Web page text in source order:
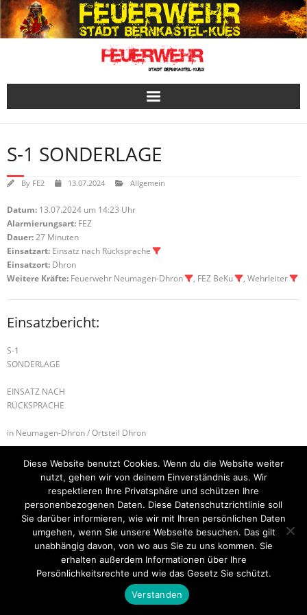
Skip
to
content
S-1 SONDERLAGE
By FE2 13.07.2024 Allgemein
Datum: 13.07.2024 um 14:23 Uhr
Alarmierungsart: FEZ
Dauer:27 Minuten
Einsatzart: Einsatz nach Rücksprache
Einsatzort: Dhron
Weitere Kräfte: Feuerwehr Neumagen-Dhron , FEZ BeKu , Wehrleiter
Einsatzbericht:
S-1
SONDERLAGE
EINSATZ NACH
RÜCKSPRACHE
in Neumagen-Dhron / Ortsteil Dhron
B-2 NEBENGEBÄUDEBRAND B-1 MÜLLBRAND
Startseite Einsätze Mitglied werden Über uns
Bilder
Kontakt
Theme byThink Up Themes Ltd. Powered byWordPress
Diese Website benutzt Cookies. Wenn du die Website weiter
nutzt, gehen wir von deinem Einverständnis aus. Wir
respektieren Ihre Privatsphäre und schützen Ihre
personenbezogenen Daten. Diese Datenschutzrichtlinie soll
Sie darüber informieren, wie wir mit Ihren persönlichen Daten
umgehen, wenn Sie unsere Webseite besuchen. Das gilt
unabhängig davon, von wo aus Sie zu uns kommen. Sie
erhalten außerdem Informationen über Ihre
Persönlichkeitsrechte und wie das Gesetz Sie schützt.
Verstanden